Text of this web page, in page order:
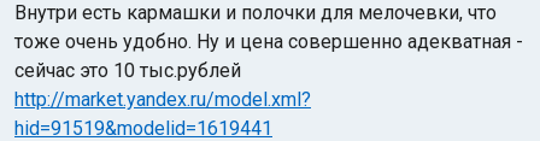
Внутри есть кармашки и полочки для мелочевки, что
тоже очень удобно. Ну и цена совершенно адекватная -
сейчас это 10 тыс.рублей
http://market.yandex.ru/model.xml?
hid=91519&modelid=1619441